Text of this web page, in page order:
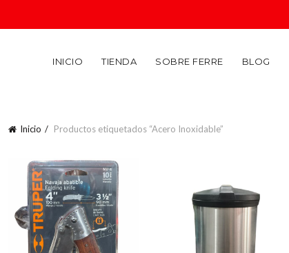
INICIO TIENDA SOBRE FERRE BLOG
Inicio Productos etiquetados “Acero Inoxidable”